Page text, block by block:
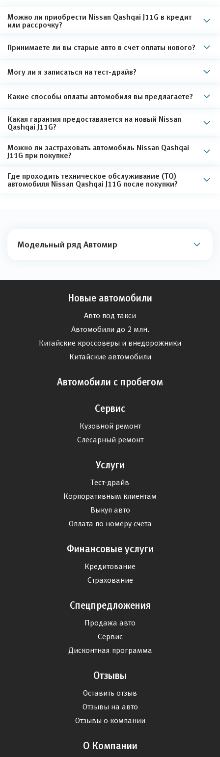
Можно ли приобрести Nissan Qashqai J11G в кредит
или рассрочку?
Принимаете ли вы старые авто в счет оплаты нового?
Могу ли я записаться на тест-драйв?
Какие способы оплаты автомобиля вы предлагаете?
Какая гарантия предоставляется на новый Nissan
Qashqai J11G?
Можно ли застраховать автомобиль Nissan Qashqai
J11G при покупке?
Где проходить техническое обслуживание (ТО)
автомобиля Nissan Qashqai J11G после покупки?
Модельный ряд Автомир
Новые автомобили
Авто под такси
Автомобили до 2 млн.
Китайские кроссоверы и внедорожники
Китайские автомобили
Автомобили с пробегом
Сервис
Кузовной ремонт
Слесарный ремонт
Услуги
Тест-драйв
Корпоративным клиентам
Выкуп авто
Оплата по номеру счета
Финансовые услуги
Кредитование
Страхование
Спецпредложения
Продажа авто
Сервис
Дисконтная программа
Отзывы
Оставить отзыв
Отзывы на авто
Отзывы о компании
О Компании